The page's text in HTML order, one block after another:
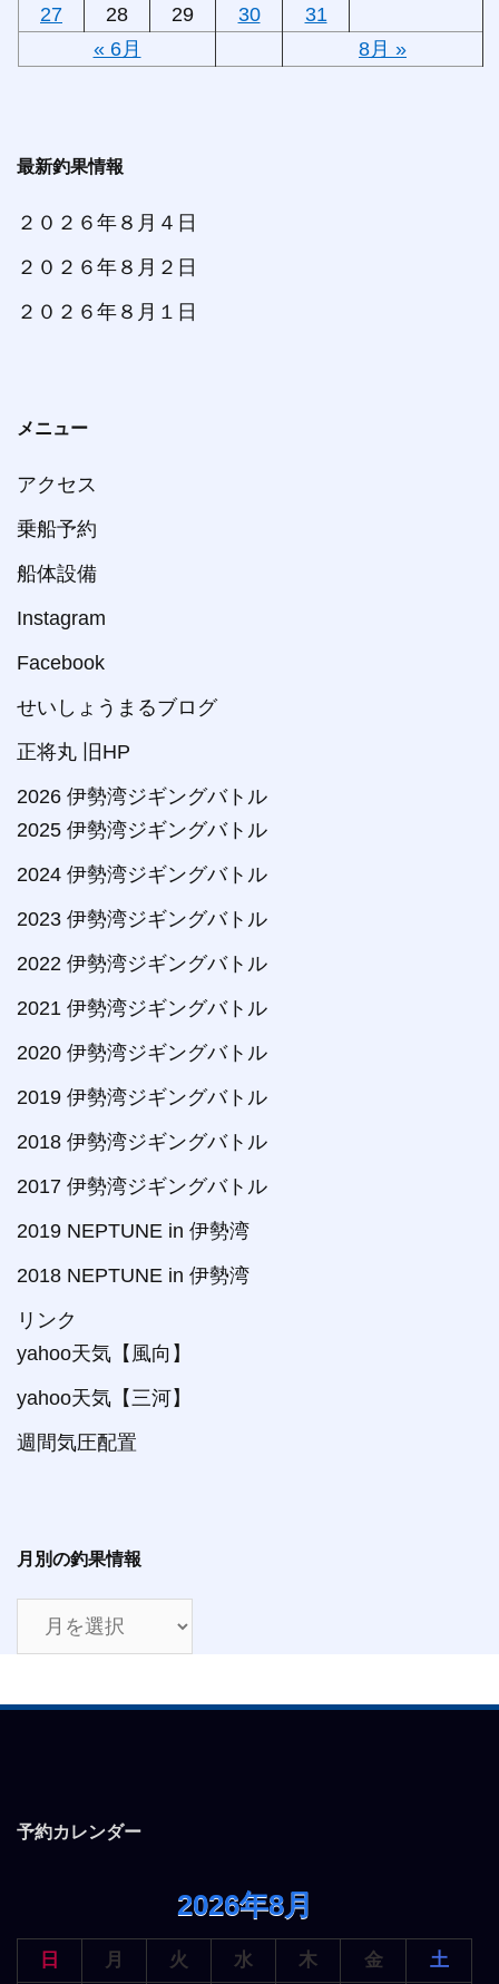
« 6月 8月 »
27 28 29 30 31
最新釣果情報
２０２６年８月４日
２０２６年８月２日
２０２６年８月１日
メニュー
アクセス
乗船予約
船体設備
Instagram
Facebook
せいしょうまるブログ
正将丸 旧HP
2026 伊勢湾ジギングバトル
2025 伊勢湾ジギングバトル
2024 伊勢湾ジギングバトル
2023 伊勢湾ジギングバトル
2022 伊勢湾ジギングバトル
2021 伊勢湾ジギングバトル
2020 伊勢湾ジギングバトル
2019 伊勢湾ジギングバトル
2018 伊勢湾ジギングバトル
2017 伊勢湾ジギングバトル
2019 NEPTUNE in 伊勢湾
2018 NEPTUNE in 伊勢湾
リンク
yahoo天気【風向】
yahoo天気【三河】
週間気圧配置
月別の釣果情報
別
釣
予約カレンダー
2026年8月
日 月 火 水 木 金 土